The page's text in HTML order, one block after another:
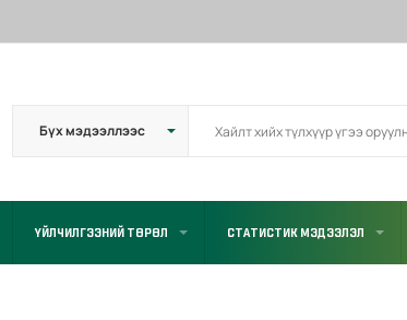
ҮЙЛЧИЛГЭЭНИЙ ТӨРӨЛ СТАТИСТИК МЭДЭЭЛЭЛ